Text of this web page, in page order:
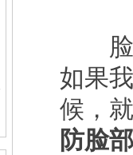
脸部
如果
候，
防脸